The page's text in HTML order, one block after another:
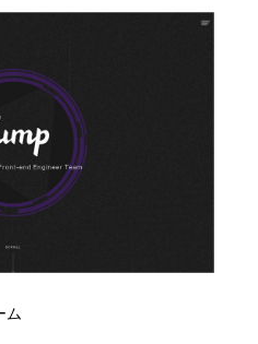
ム